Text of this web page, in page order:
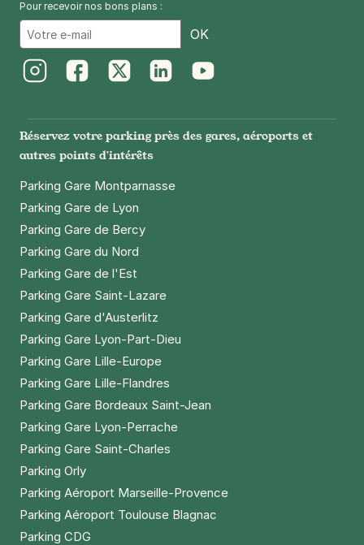
Pour recevoir nos bons plans :
OK
Réservez votre parking près des gares, aéroports et
autres points d'intérêts
Parking Gare Montparnasse
Parking Gare de Lyon
Parking Gare de Bercy
Parking Gare du Nord
Parking Gare de l'Est
Parking Gare Saint-Lazare
Parking Gare d'Austerlitz
Parking Gare Lyon-Part-Dieu
Parking Gare Lille-Europe
Parking Gare Lille-Flandres
Parking Gare Bordeaux Saint-Jean
Parking Gare Lyon-Perrache
Parking Gare Saint-Charles
Parking Orly
Parking Aéroport Marseille-Provence
Parking Aéroport Toulouse Blagnac
Parking CDG